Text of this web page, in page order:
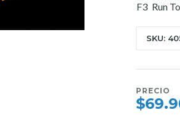
F3 Run
SKU:
PRECIO